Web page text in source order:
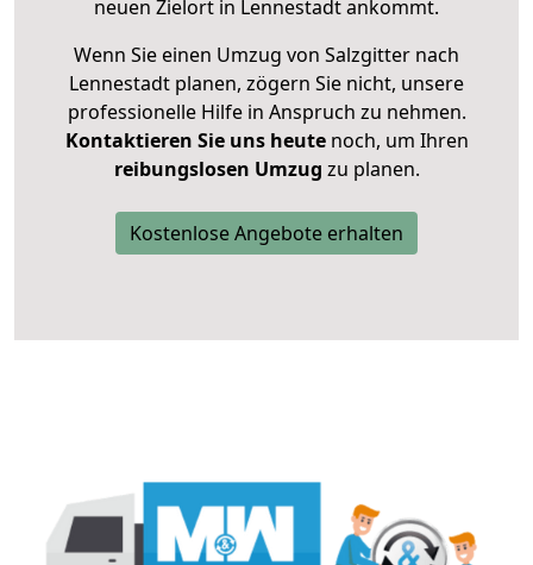
neuen Zielort in Lennestadt ankommt.
Wenn Sie einen Umzug von Salzgitter nach
Lennestadt planen, zögern Sie nicht, unsere
professionelle Hilfe in Anspruch zu nehmen.
Kontaktieren Sie uns heutenoch, um Ihren
reibungslosen Umzug zu planen.
Kostenlose Angebote erhalten